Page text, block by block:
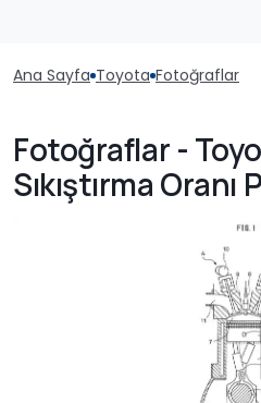
Ana Sayfa Toyota Fotoğraflar
Fotoğraflar -
Sıkıştırma